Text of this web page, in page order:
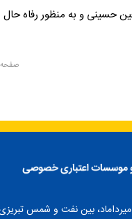
حسینی و به منظور رفاه حال
صفحه ۲ از ۲